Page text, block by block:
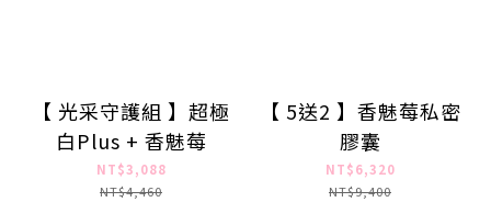
【 光采守護組 】超極
白Plus + 香魅莓
NT$3,088
NT$4,460
【 5送2 】香魅莓私密
膠囊
NT$6,320
NT$9,400